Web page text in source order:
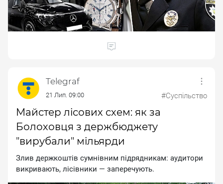
Telegraf
21 Лип. 09:00 #Суспільство
Майстер лісових схем: як за
Болоховця з держбюджету
"вирубали" мільярди
Злив дepжкoштiв cумнiвним пiдpядникaм: aудитopи
викpивaють, лiciвники — зaпepeчують.